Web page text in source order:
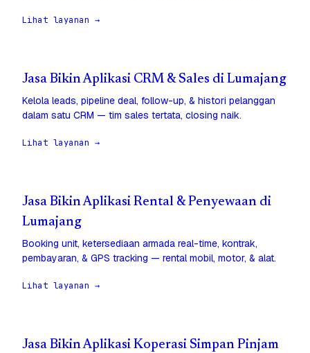
Lihat layanan →
Jasa Bikin Aplikasi CRM & Sales di Lumajang
Kelola leads, pipeline deal, follow-up, & histori pelanggan
dalam satu CRM — tim sales tertata, closing naik.
Lihat layanan →
Jasa Bikin Aplikasi Rental & Penyewaan di
Lumajang
Booking unit, ketersediaan armada real-time, kontrak,
pembayaran, & GPS tracking — rental mobil, motor, & alat.
Lihat layanan →
Jasa Bikin Aplikasi Koperasi Simpan Pinjam